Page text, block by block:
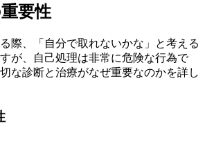
要性
際、「自分で取れないかな」と考える
が、自己処理は非常に危険な行為で
な診断と治療がなぜ重要なのかを詳し